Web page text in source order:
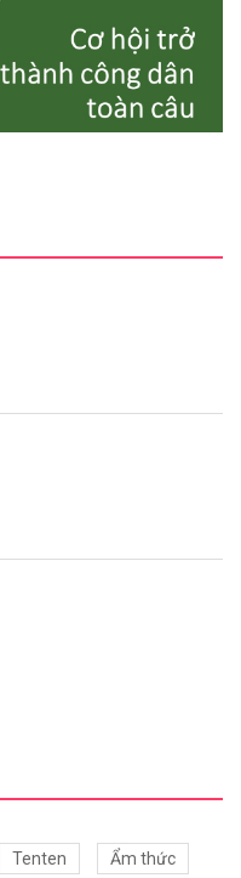
Tenten Ẩm thức